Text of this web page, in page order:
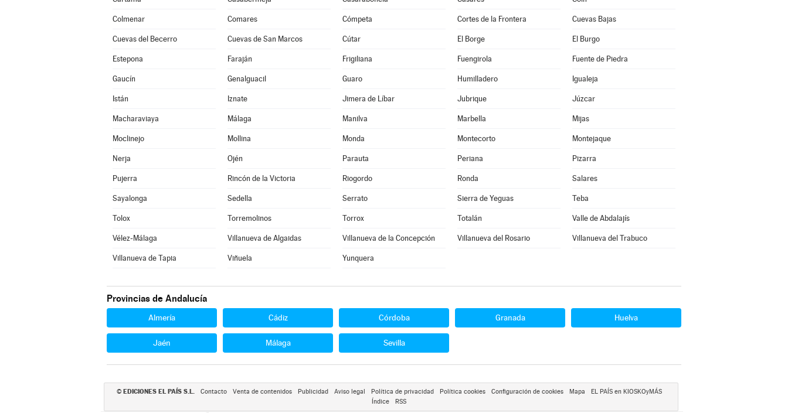
Colmenar Comares Cómpeta Cortes de la Frontera Cuevas Bajas
Cuevas del Becerro Cuevas de San Marcos Cútar El Borge El Burgo
Estepona Faraján Frigiliana Fuengirola Fuente de Piedra
Gaucín Genalguacil Guaro Humilladero Igualeja
Istán Iznate Jimera de Líbar Jubrique Júzcar
Macharaviaya Málaga Manilva Marbella Mijas
Moclinejo Mollina Monda Montecorto Montejaque
Nerja Ojén Parauta Periana Pizarra
Pujerra Rincón de la Victoria Riogordo Ronda Salares
Sayalonga Sedella Serrato Sierra de Yeguas Teba
Tolox Torremolinos Torrox Totalán Valle de Abdalajís
Vélez-Málaga Villanueva de Algaidas Villanueva de la Concepción Villanueva del Rosario Villanueva del Trabuco
Villanueva de Tapia Viñuela Yunquera
Provincias de Andalucía
Almería Cádiz Córdoba Granada Huelva
Jaén Málaga Sevilla
© EDICIONES EL PAÍS S.L. Contacto Venta de contenidos Publicidad Aviso legal Política de privacidad Política cookies Configuración de cookies Mapa
EL PAÍS en KIOSKOyMÁS
Índice
RSS